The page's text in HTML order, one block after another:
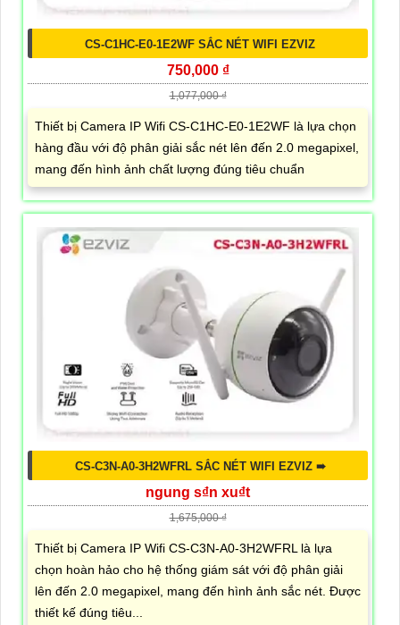
CS-C1HC-E0-1E2WF SẮC NÉT WIFI EZVIZ
750,000 ₫
1,077,000 ₫
Thiết bị Camera IP Wifi CS-C1HC-E0-1E2WF là lựa chọn
hàng đầu với độ phân giải sắc nét lên đến 2.0 megapixel,
mang đến hình ảnh chất lượng đúng tiêu chuẩn
CS-C3N-A0-3H2WFRL SẮC NÉT WIFI EZVIZ ➠
ngung s₫n xu₫t
1,675,000 ₫
Thiết bị Camera IP Wifi CS-C3N-A0-3H2WFRL là lựa
chọn hoàn hảo cho hệ thống giám sát với độ phân giải
lên đến 2.0 megapixel, mang đến hình ảnh sắc nét. Được
thiết kế đúng tiêu...